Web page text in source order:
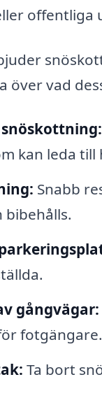
offentliga
över vad
kan leda till
Snabb
gångvägar:
fotgängare.
Ta bort